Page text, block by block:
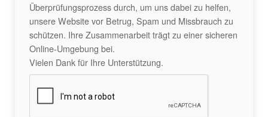
Überprüfungsprozess durch, um uns dabei zu helfen,
unsere Website vor Betrug, Spam und Missbrauch zu
schützen. Ihre Zusammenarbeit trägt zu einer sicheren
Online-Umgebung bei.
Vielen Dank für Ihre Unterstützung.